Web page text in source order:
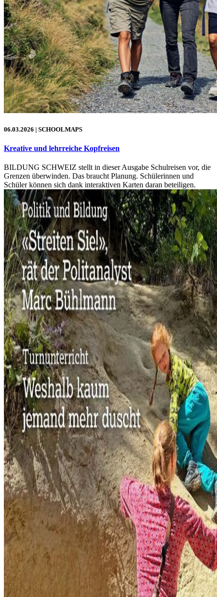
06.03.2026 | SCHOOLMAPS
Kreative und lehrreiche Kopfreisen
BILDUNG SCHWEIZ stellt in dieser Ausgabe Schulreisen vor, die
Grenzen überwinden. Das braucht Planung. Schülerinnen und
Schüler können sich dank interaktiven Karten daran beteiligen.